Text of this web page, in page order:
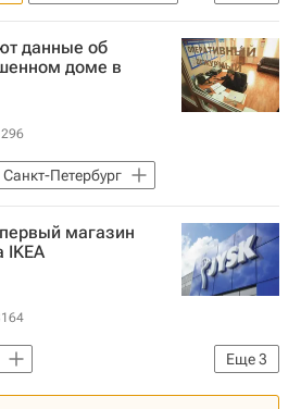
данные об
доме в
296
Санкт-Петербург
магазин
IKEA
Еще3
Ритейл